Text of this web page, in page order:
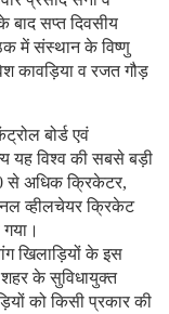
सप्त दिवसीय
में संस्थान के विष्णु
कावड़िया व रजत गौड़
बोर्ड एवं
यह विश्व की सबसे बड़ी
से अधिक क्रिकेटर,
व्हीलचेयर क्रिकेट
खिलाड़ियों के इस
के सुविधायुक्त
को किसी प्रकार की